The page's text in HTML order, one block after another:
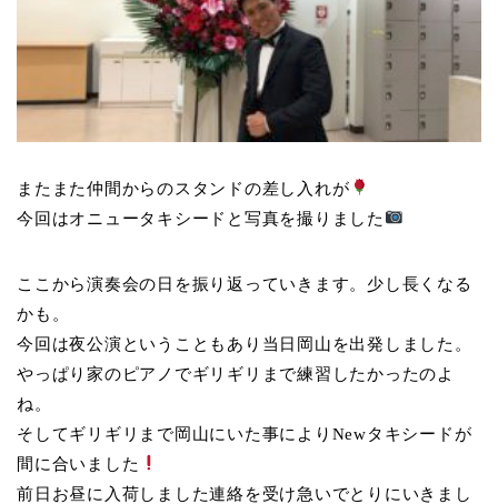
またまた仲間からのスタンドの差し入れが
今回はオニュータキシードと写真を撮りました
ここから演奏会の日を振り返っていきます。少し長くなる
かも。
今回は夜公演ということもあり当日岡山を出発しました。
やっぱり家のピアノでギリギリまで練習したかったのよ
ね。
そしてギリギリまで岡山にいた事によりNewタキシードが
間に合いました
前日お昼に入荷しました連絡を受け急いでとりにいきまし